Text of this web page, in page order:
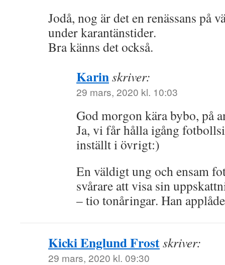
Jodå, nog är det en renässans på
under karantänstider.
Bra känns det också.
Karinskriver:
29 mars, 2020 kl. 10:03
God morgon kära bybo, på
Ja, vi får hålla igång
inställt i övrigt:)
En väldigt ung och ensam
svårare att visa sin
– tio tonåringar. Han
Kicki Englund Frostskriver:
29 mars, 2020 kl. 09:30